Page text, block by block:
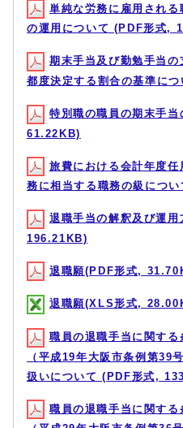
単純な労務に雇用され
の運用について (PDF形式,
期末手当及び勤勉手当
都度決定する割合の基準に
特別職の職員の期末手
61.22KB)
旅費における会計年度
務に相当する職務の級につ
退職手当の解釈及び運
196.21KB)
退職願(PDF形式,
退職願(XLS形式,
職員の退職手当に関する
（平成19年大阪市条例第39
扱いについて (PDF形式,
職員の退職手当に関す